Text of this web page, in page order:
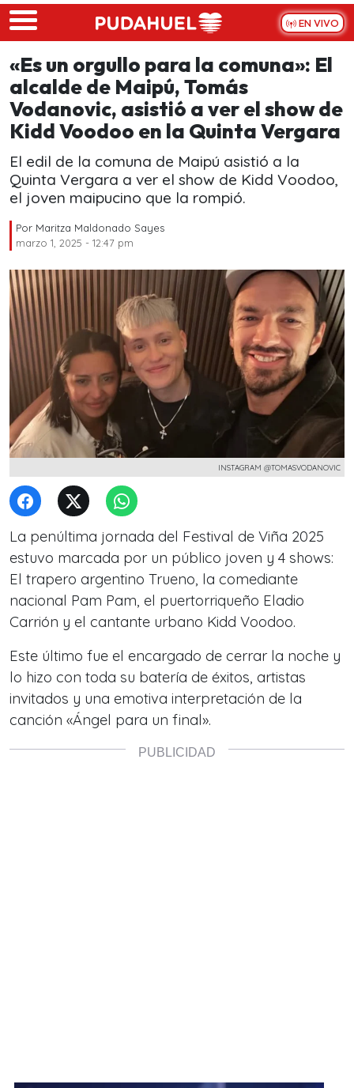
Skip to main content
EN VIVO
«Es un orgullo para la comuna»: El
alcalde de Maipú, Tomás
Vodanovic, asistió a ver el show de
Kidd Voodoo en la Quinta Vergara
El edil de la comuna de Maipú asistió a la
Quinta Vergara a ver el show de Kidd Voodoo,
el joven maipucino que la rompió.
Por Maritza Maldonado Sayes
marzo 1, 2025 - 12:47 pm
INSTAGRAM @TOMASVODANOVIC
La penúltima jornada del Festival de Viña 2025
estuvo marcada por un público joven y 4 shows:
El trapero argentino Trueno, la comediante
nacional Pam Pam, el puertorriqueño Eladio
Carrión y el cantante urbano Kidd Voodoo.
Este último fue el encargado de cerrar la noche y
lo hizo con toda su batería de éxitos, artistas
invitados y una emotiva interpretación de la
canción «Ángel para un final».